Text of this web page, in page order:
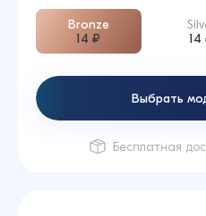
Bronze
14 ₽
14
Выбрать
Бесплатная